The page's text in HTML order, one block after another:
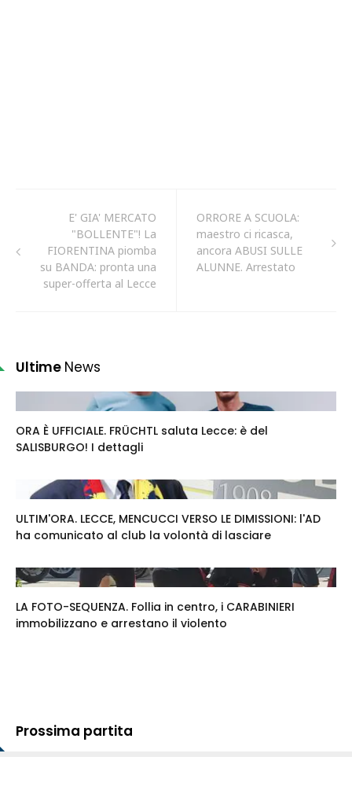
E' GIA' MERCATO
"BOLLENTE"! La
FIORENTINA piomba
su BANDA: pronta una
super-offerta al Lecce
ORRORE A SCUOLA:
maestro ci ricasca,
ancora ABUSI SULLE
ALUNNE. Arrestato
Ultime News
ORA È UFFICIALE. FRÜCHTL saluta Lecce: è del
SALISBURGO! I dettagli
ULTIM'ORA. LECCE, MENCUCCI VERSO LE DIMISSIONI: l'AD
ha comunicato al club la volontà di lasciare
LA FOTO-SEQUENZA. Follia in centro, i CARABINIERI
immobilizzano e arrestano il violento
Prossima partita